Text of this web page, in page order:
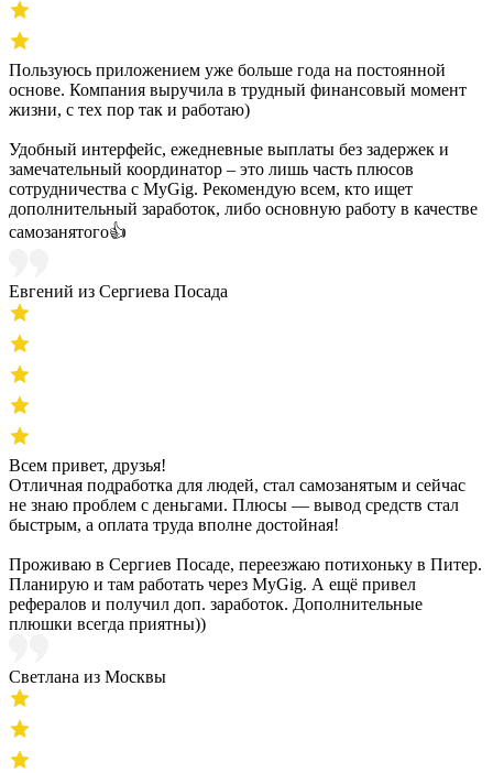
Пользуюсь приложением уже больше года на постоянной
основе. Компания выручила в трудный финансовый момент
жизни, с тех пор так и работаю)
Удобный интерфейс, ежедневные выплаты без задержек и
замечательный координатор – это лишь часть плюсов
сотрудничества с MyGig. Рекомендую всем, кто ищет
дополнительный заработок, либо основную работу в качестве
самозанятого👍
Евгений из Сергиева Посада
Всем привет, друзья!
Отличная подработка для людей, стал самозанятым и сейчас
не знаю проблем с деньгами. Плюсы — вывод средств стал
быстрым, а оплата труда вполне достойная!
Проживаю в Сергиев Посаде, переезжаю потихоньку в Питер.
Планирую и там работать через MyGig. А ещё привел
рефералов и получил доп. заработок. Дополнительные
плюшки всегда приятны))
Светлана из Москвы